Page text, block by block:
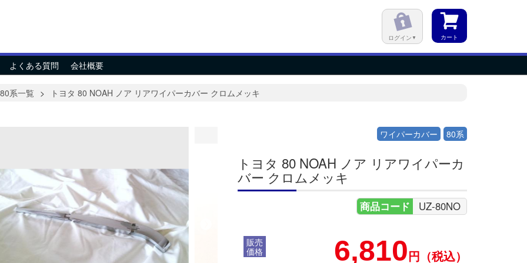
ログイン カート
よくある質問 会社概要
80系一覧 トヨタ 80 NOAH ノア リアワイパーカバー クロムメッキ
80系
ワイパーカバー
トヨタ 80 NOAH ノア リアワイパーカ
バー クロムメッキ
商品コード UZ-80NO
販売
価格
6,810 円（税込）